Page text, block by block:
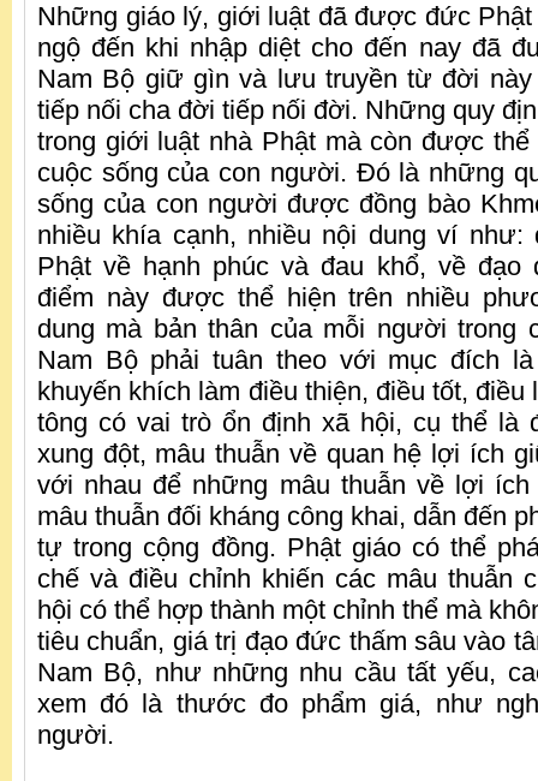
Những giáo lý, giới luật đã được đức
ngộ đến khi nhập diệt cho đến nay đã
Nam Bộ giữ gìn và lưu truyền từ đời
tiếp nối cha đời tiếp nối đời. Những quy
trong giới luật nhà Phật mà còn được
cuộc sống của con người. Đó là những
sống của con người được đồng bào
nhiều khía cạnh, nhiều nội dung ví như:
Phật về hạnh phúc và đau khổ, về
điểm này được thể hiện trên nhiều
dung mà bản thân của mỗi người trong
Nam Bộ phải tuân theo với mục đích
khuyến khích làm điều thiện, điều tốt, điều
tông có vai trò ổn định xã hội, cụ thể là
xung đột, mâu thuẫn về quan hệ lợi ích
với nhau để những mâu thuẫn về lợi
mâu thuẫn đối kháng công khai, dẫn đến
tự trong cộng đồng. Phật giáo có thể
chế và điều chỉnh khiến các mâu thuẫn
hội có thể hợp thành một chỉnh thể mà
tiêu chuẩn, giá trị đạo đức thấm sâu vào
Nam Bộ, như những nhu cầu tất yếu,
xem đó là thước đo phẩm giá, như
người.